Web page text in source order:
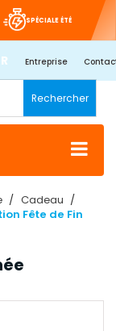
SPÉCIALE ÉTÉ
Entreprise
Rechercher
Cadeau
Fête de Fin